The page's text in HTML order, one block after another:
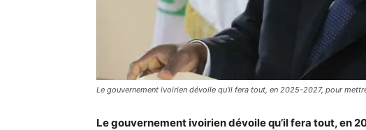
Le gouvernement ivoirien dévoile qu'il fera tout, en 2025-2027, pour
Le gouvernement ivoirien dévoile qu’il fera tout, en